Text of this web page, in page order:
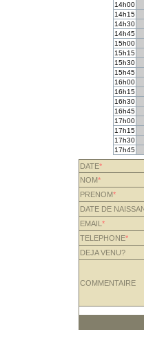
14h00
14h15
14h30
14h45
15h00
15h15
15h30
15h45
16h00
16h15
16h30
16h45
17h00
17h15
17h30
17h45
DATE*
NOM*
PRENOM*
DATE DE
EMAIL *
TELEPHONE*
DEJA VENU?
COMMENTAIRE